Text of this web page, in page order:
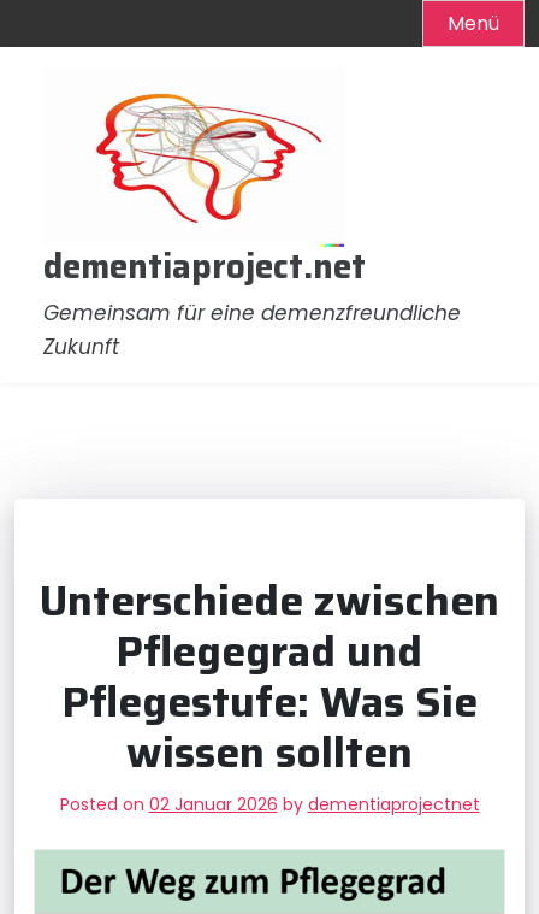
Menü
dementiaproject.net
Gemeinsam für eine demenzfreundliche
Zukunft
Unterschiede zwischen
Pflegegrad und
Pflegestufe: Was Sie
wissen sollten
Posted on 02 Januar 2026 by dementiaprojectnet